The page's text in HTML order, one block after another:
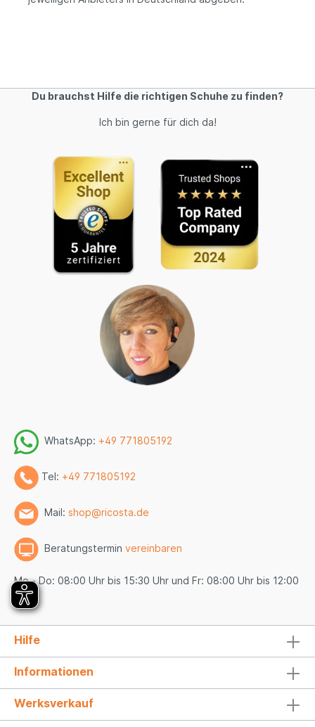
Du brauchst Hilfe die richtigen Schuhe zu finden?
Ich bin gerne für dich da!
WhatsApp: +49 771805192
Tel: +49 771805192
Mail: shop@ricosta.de
Beratungstermin vereinbaren
Mo - Do: 08:00 Uhr bis 15:30 Uhr und Fr: 08:00 Uhr bis 12:00
Uhr
Hilfe
Informationen
Werksverkauf